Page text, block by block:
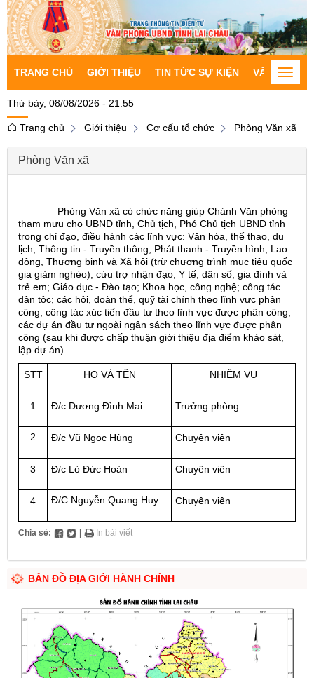
TRANG CHỦ GIỚI THIỆU TIN TỨC SỰ KIỆN VĂN BẢNToggle
Thứ bảy, 08/08/2026 - 21:55
Trang chủ Giới thiệu Cơ cấu tổ chức Phòng Văn xã
Phòng Văn xã
Phòng Văn xã có chức năng giúp Chánh Văn phòng
tham mưu cho UBND tỉnh, Chủ tịch, Phó Chủ tịch UBND tỉnh
trong chỉ đạo, điều hành các lĩnh vực: Văn hóa, thể thao, du
lịch; Thông tin - Truyền thông; Phát thanh - Truyền hình; Lao
động, Thương binh và Xã hội (trừ chương trình mục tiêu quốc
gia giảm nghèo); cứu trợ nhận đạo; Y tế, dân số, gia đình và
trẻ em; Giáo dục - Đào tạo; Khoa học, công nghệ; công tác
dân tộc; các hội, đoàn thể, quỹ tài chính theo lĩnh vực phân
công; công tác xúc tiến đầu tư theo lĩnh vực được phân công;
các dự án đầu tư ngoài ngân sách theo lĩnh vực được phân
công (sau khi được chấp thuận giới thiệu địa điểm khảo sát,
lập dự án).
STT HỌ VÀ TÊN NHIỆM VỤ
1 Đ/c Dương Đình Mai Trưởng phòng
2 Đ/c Vũ Ngọc Hùng Chuyên viên
3 Đ/c Lò Đức Hoàn Chuyên viên
4 Đ/C Nguyễn Quang Huy Chuyên viên
Chia sẻ: In bài viết
BẢN ĐỒ ĐỊA GIỚI HÀNH CHÍNH